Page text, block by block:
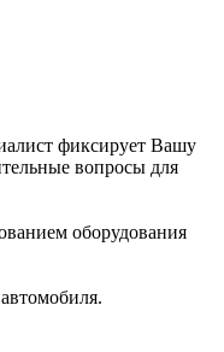
фиксирует Вашу
вопросы для
оборудования